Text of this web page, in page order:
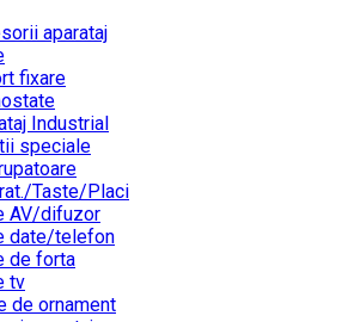
aparataj
fixare
Industrial
speciale
Taste/Placi
AV/difuzor
date/telefon
de forta
tv
de ornament